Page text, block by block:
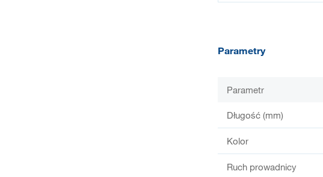
Parametry
Parametr
Długość (mm)
Kolor
Ruch prowadnicy